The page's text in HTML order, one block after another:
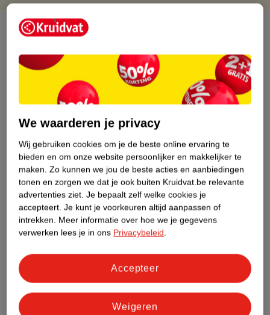
Over dit product
Productinformatie
Etiketinformatie
Nature Impact Score
Dit product heeft (nog) geen Nature
Impact Score.
Meer informatie
Bestel & Bezorginformatie
Bekijk ook
MeerKruidvat Alle Oorspray
We waarderen je privacy
Wij gebruiken cookies om je de beste online ervaring te
bieden en om onze website persoonlijker en makkelijker te
maken. Zo kunnen we jou de beste acties en aanbiedingen
tonen en zorgen we dat je ook buiten Kruidvat.be relevante
advertenties ziet. Je bepaalt zelf welke cookies je
accepteert. Je kunt je voorkeuren altijd aanpassen of
intrekken. Meer informatie over hoe we je gegevens
verwerken lees je in ons Privacybeleid.
Weigeren
Accepteer